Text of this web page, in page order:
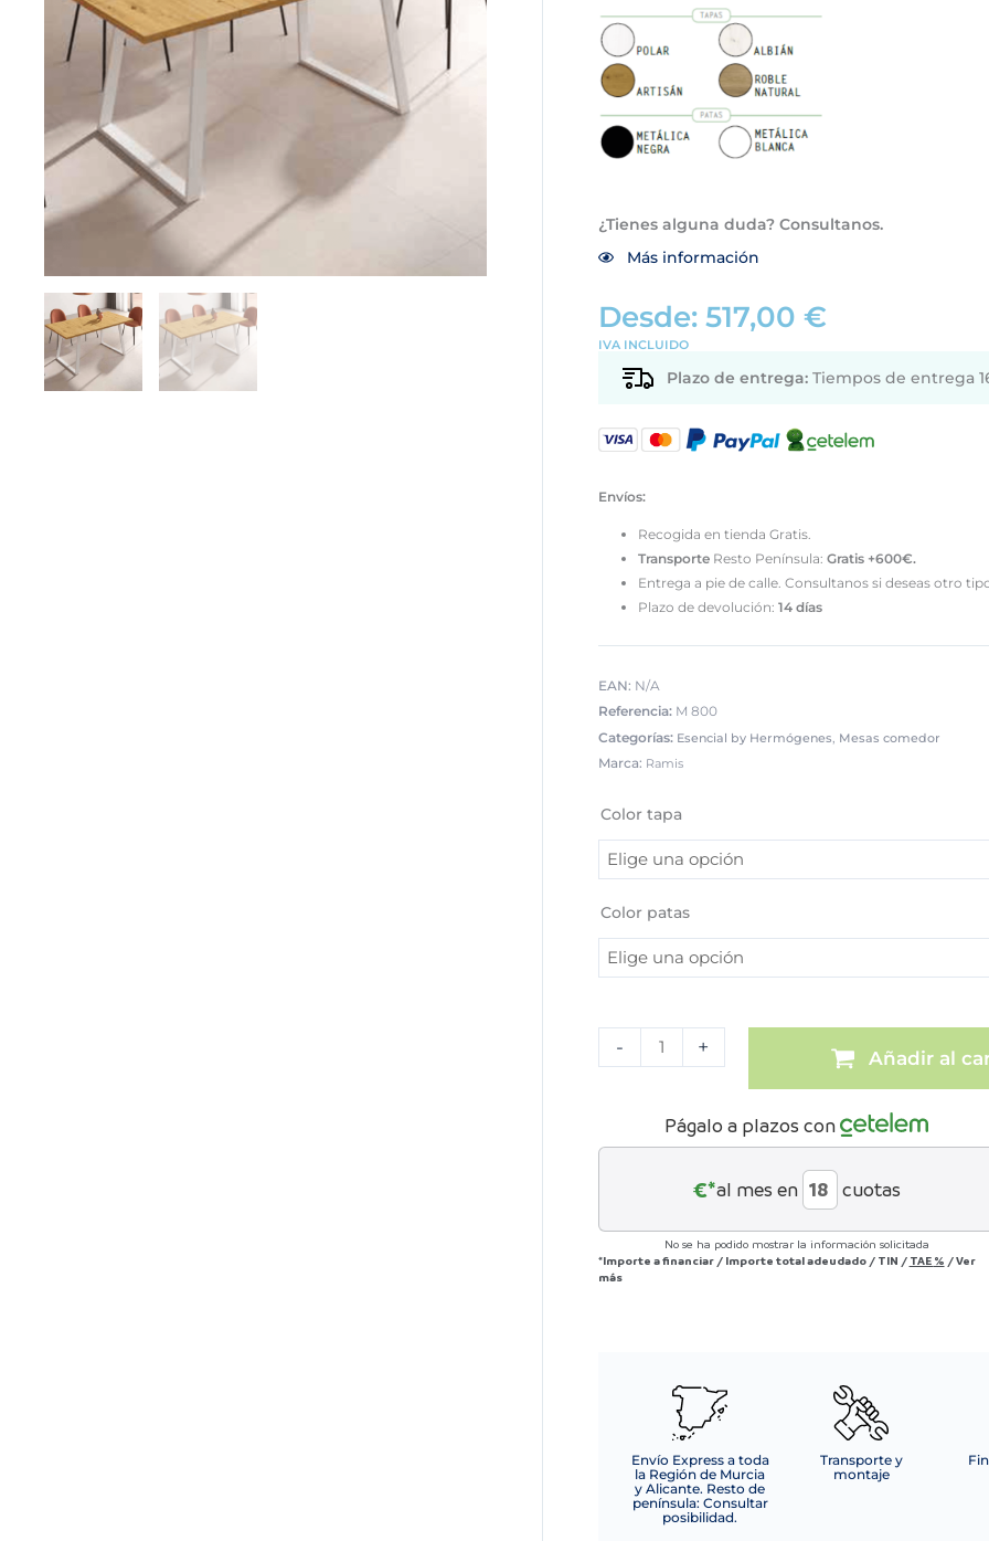
¿Tienes alguna duda? Consultanos.
Más información
Desde: 517,00 €
IVA INCLUIDO
Plazo de entrega:Tiempos de entrega
Envíos:
Recogida en tienda Gratis.
Transporte Resto Península: Gratis +600€.
Entrega a pie de calle. Consultanos si deseas otro
Plazo de devolución: 14 días
EAN: N/A
Referencia: M 800
Categorías: Esencial by Hermógenes, Mesas comedor
Marca: Ramis
Color tapa
Color patas
-
rectangular
extensible
140/191
cm
con
metálicas
cantidad
+ Añadir al
Págalo a plazos con
€*al mes en cuotas
No se ha podido mostrar la información solicitada
*Importe a financiar / Importe total adeudado / TIN / TAE % /Ver
más
Envío Express a toda
la Región de Murcia
y Alicante. Resto de
península: Consultar
posibilidad.
Transporte y
montaje